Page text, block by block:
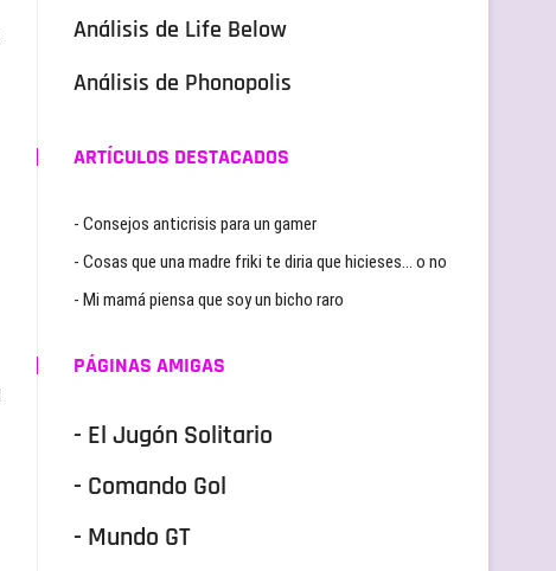
Análisis de Life Below
Análisis de Phonopolis
ARTÍCULOS DESTACADOS
- Consejos anticrisis para un gamer
- Cosas que una madre friki te diria que hicieses… o no
- Mi mamá piensa que soy un bicho raro
PÁGINAS AMIGAS
- El Jugón Solitario
- Comando Gol
- Mundo GT